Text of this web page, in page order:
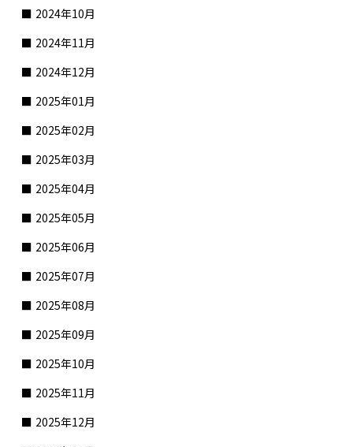
2024年10月
2024年11月
2024年12月
2025年01月
2025年02月
2025年03月
2025年04月
2025年05月
2025年06月
2025年07月
2025年08月
2025年09月
2025年10月
2025年11月
2025年12月